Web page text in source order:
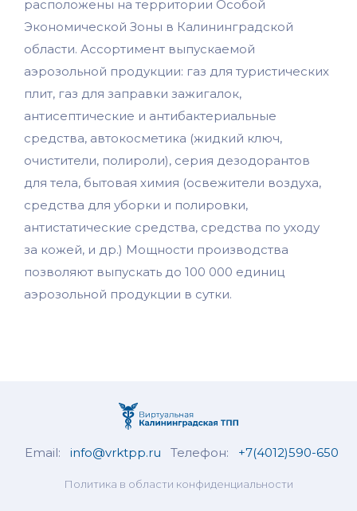
расположены на территории Особой
Экономической Зоны в Калининградской
области. Ассортимент выпускаемой
аэрозольной продукции: газ для туристических
плит, газ для заправки зажигалок,
антисептические и антибактериальные
средства, автокосметика (жидкий ключ,
очистители, полироли), серия дезодорантов
для тела, бытовая химия (освежители воздуха,
средства для уборки и полировки,
антистатические средства, средства по уходу
за кожей, и др.) Мощности производства
позволяют выпускать до 100 000 единиц
аэрозольной продукции в сутки.
Email: info@vrktpp.ru Телефон: +7(4012)590-650
Политика в области конфиденциальности